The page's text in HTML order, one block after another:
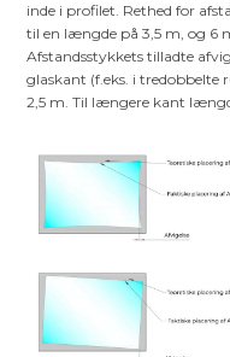
inde i profilet. Rethed for
til en længde på 3,5 m, og
Afstandsstykkets tilladte
glaskant (f.eks. i
2,5 m. Til længere kant